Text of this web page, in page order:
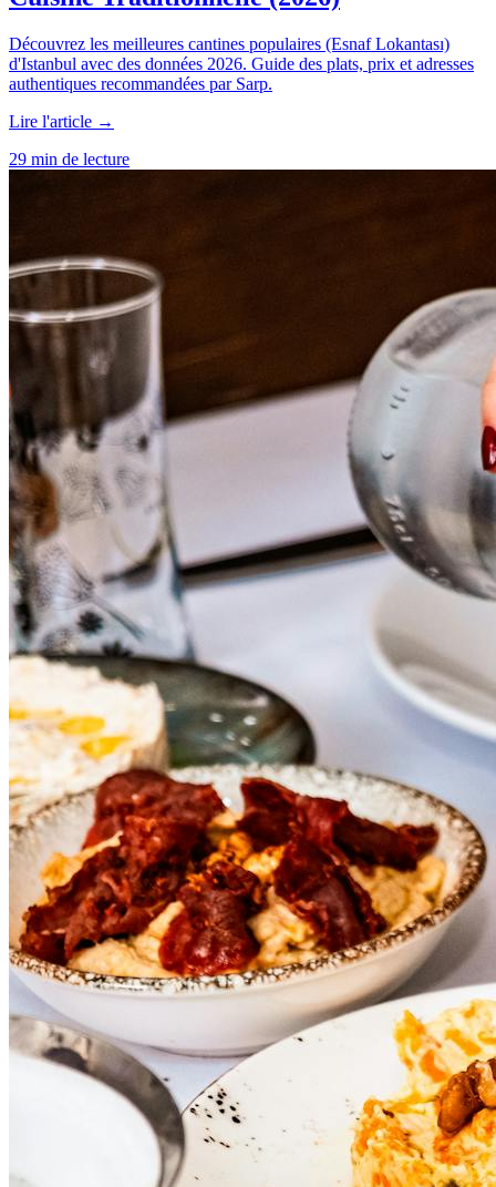
Découvrez les meilleures cantines populaires (Esnaf Lokantası)
d'Istanbul avec des données 2026. Guide des plats, prix et adresses
authentiques recommandées par Sarp.
Lire l'article →
29 min de lecture